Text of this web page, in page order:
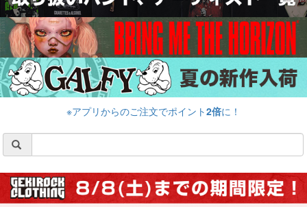
※アプリからのご注文でポイント2倍に！